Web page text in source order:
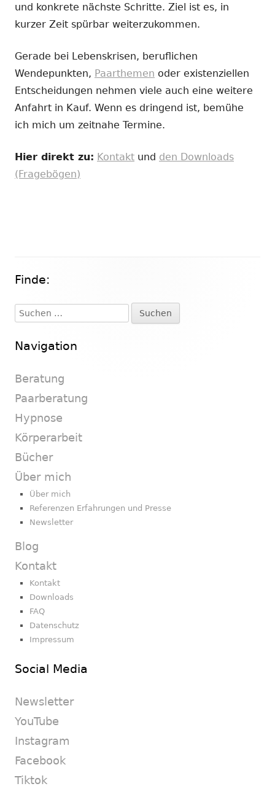
und konkrete nächste Schritte. Ziel ist es, in
kurzer Zeit spürbar weiterzukommen.
Gerade bei Lebenskrisen, beruflichen
Wendepunkten, Paarthemen oder existenziellen
Entscheidungen nehmen viele auch eine weitere
Anfahrt in Kauf. Wenn es dringend ist, bemühe
ich mich um zeitnahe Termine.
Hier direkt zu: Kontakt und den Downloads
(Fragebögen)
Haupt-
Seitenleiste
Finde:
Suchen
nach:
Navigation
Beratung
Paarberatung
Hypnose
Körperarbeit
Bücher
Über mich
Über mich
Referenzen Erfahrungen und Presse
Newsletter
Blog
Kontakt
Kontakt
Downloads
FAQ
Datenschutz
Impressum
Social Media
Newsletter
YouTube
Instagram
Facebook
Tiktok